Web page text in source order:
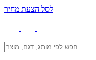
לסל הצעת מחיר